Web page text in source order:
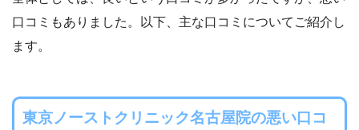
口コミもありました。以下、主な口コミについてご紹介し
ます。
東京ノーストクリニック名古屋院の悪い口コ